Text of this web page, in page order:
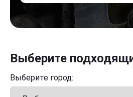
Выберите
Выберите город: